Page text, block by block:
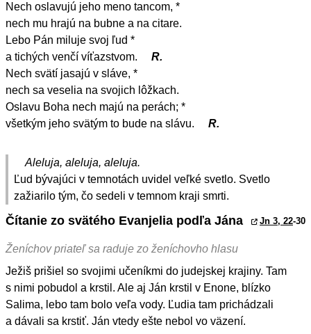
Nech oslavujú jeho meno tancom, *
nech mu hrajú na bubne a na citare.
Lebo Pán miluje svoj ľud *
a tichých venčí víťazstvom.
R.
Nech svätí jasajú v sláve, *
nech sa veselia na svojich lôžkach.
Oslavu Boha nech majú na perách; *
všetkým jeho svätým to bude na slávu.
R.
Aleluja, aleluja, aleluja.
Ľud bývajúci v temnotách uvidel veľké svetlo. Svetlo
zažiarilo tým, čo sedeli v temnom kraji smrti.
Čítanie zo svätého Evanjelia podľa Jána Jn 3, 22-30
Ženíchov priateľ sa raduje zo ženíchovho hlasu
Ježiš prišiel so svojimi učeníkmi do judejskej krajiny. Tam
s nimi pobudol a krstil. Ale aj Ján krstil v Enone, blízko
Salima, lebo tam bolo veľa vody. Ľudia tam prichádzali
a dávali sa krstiť. Ján vtedy ešte nebol vo väzení.